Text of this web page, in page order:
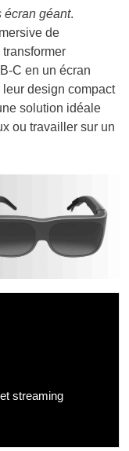
écran géant.
de
C en un écran
design compact
solution idéale
ou travailler sur un
streaming